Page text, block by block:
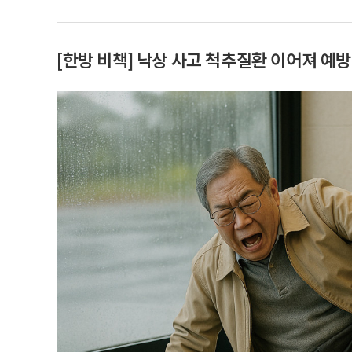
[한방 비책] 낙상 사고 척추질환 이어져 예